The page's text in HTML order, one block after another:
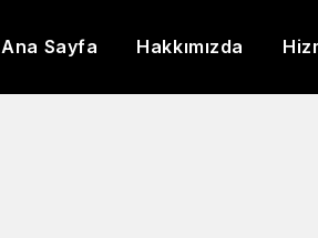
Ana Sayfa Hakkımızda